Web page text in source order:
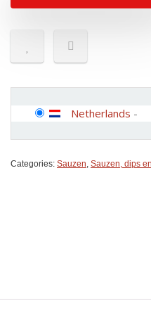
Netherlands -
Categories: Sauzen, Sauzen, dips